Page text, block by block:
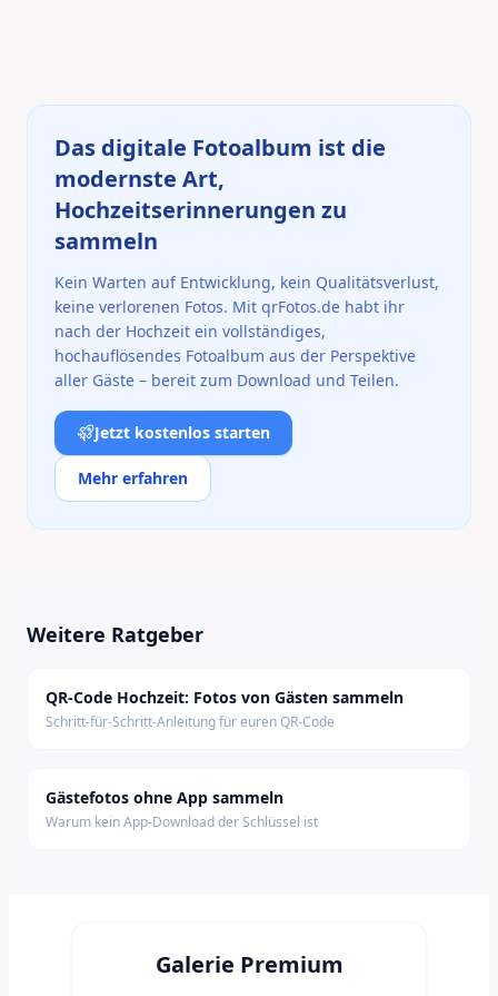
Das digitale Fotoalbum ist die
modernste Art,
Hochzeitserinnerungen zu
sammeln
Kein Warten auf Entwicklung, kein Qualitätsverlust,
keine verlorenen Fotos. Mit qrFotos.de habt ihr
nach der Hochzeit ein vollständiges,
hochauflösendes Fotoalbum aus der Perspektive
aller Gäste – bereit zum Download und Teilen.
Jetzt kostenlos starten
Mehr erfahren
Weitere Ratgeber
QR-Code Hochzeit: Fotos von Gästen sammeln
Schritt-für-Schritt-Anleitung für euren QR-Code
Gästefotos ohne App sammeln
Warum kein App-Download der Schlüssel ist
Galerie Premium